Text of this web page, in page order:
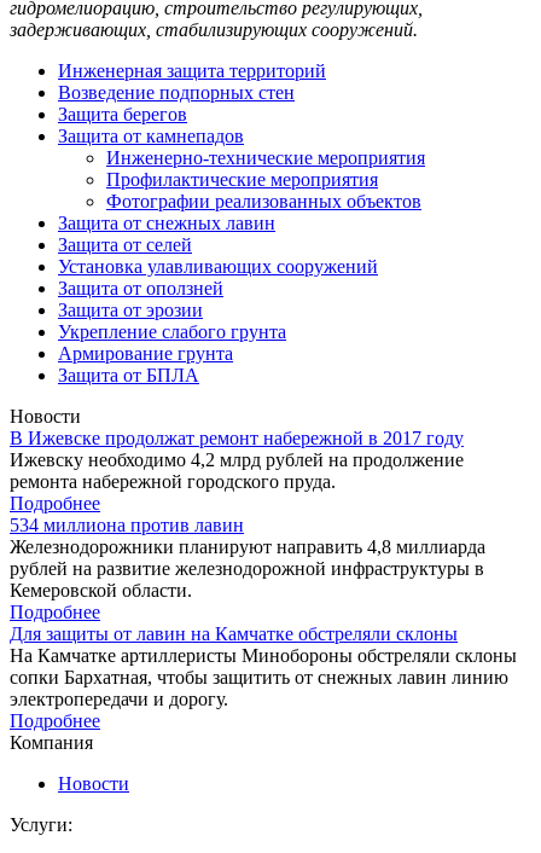
гидромелиорацию, строительство регулирующих,
задерживающих, стабилизирующих сооружений.
Инженерная защита территорий
Возведение подпорных стен
Защита берегов
Защита от камнепадов
Инженерно-технические мероприятия
Профилактические мероприятия
Фотографии реализованных объектов
Защита от снежных лавин
Защита от селей
Установка улавливающих сооружений
Защита от оползней
Защита от эрозии
Укрепление слабого грунта
Армирование грунта
Защита от БПЛА
Новости
В Ижевске продолжат ремонт набережной в 2017 году
Ижевску необходимо 4,2 млрд рублей на продолжение
ремонта набережной городского пруда.
Подробнее
534 миллиона против лавин
Железнодорожники планируют направить 4,8 миллиарда
рублей на развитие железнодорожной инфраструктуры в
Кемеровской области.
Подробнее
Для защиты от лавин на Камчатке обстреляли склоны
На Камчатке артиллеристы Минобороны обстреляли склоны
сопки Бархатная, чтобы защитить от снежных лавин линию
электропередачи и дорогу.
Подробнее
Компания
Новости
Услуги: